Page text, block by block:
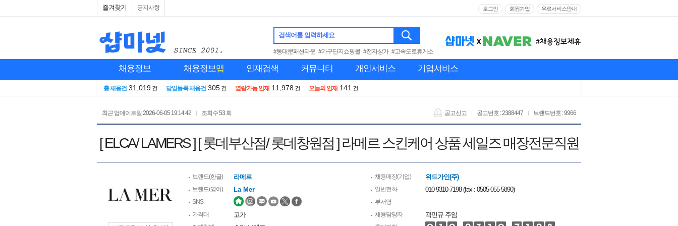
즐겨찾기 공지사항 로그인 회원가입 유료서비스안내
검색어를 입력하세요
#동대문패션타운 #가구단지쇼핑몰 #전자상가 #고속도로휴게소
채용정보 채용정보맵 인재검색 커뮤니티 개인서비스 기업서비스
총 채용건 31,019 건 당일등록 채용건 305 건 열람가능 인재 11,978 건 오늘의 인재 141 건
최근 업데이트일 2026-06-05 19:14:42 조회수53 회 브랜드번호 : 9966
공고번호 : 2388447
공고신고
[ ELCA/ LAMERS ] [ 롯데부산점/ 롯데창원점 ] 라메르 스킨케어 상품 세일즈 매장전문직원
브랜드(한글) 라메르
브랜드(영어) La Mer
SNS
가격대
고가
채용매장(기업) 위드가인(주)
일반전화 010-9310-7198 (fax : 0505-055-5890)
부서명
채용담당자
곽민규 주임